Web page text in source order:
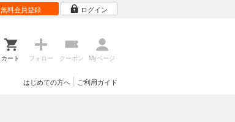
無料会員登録 ログイン
カート フォロー クーポン Myページ
ご利用ガイド
はじめての方へ